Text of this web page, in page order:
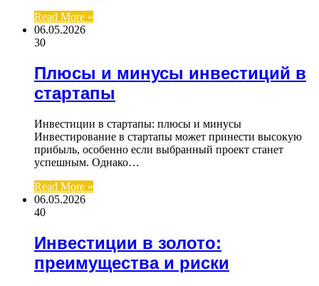
Read More »
06.05.2026
30
Плюсы и минусы инвестиций в
стартапы
Инвестиции в стартапы: плюсы и минусы
Инвестирование в стартапы может принести высокую
прибыль, особенно если выбранный проект станет
успешным. Однако…
Read More »
06.05.2026
40
Инвестиции в золото:
преимущества и риски